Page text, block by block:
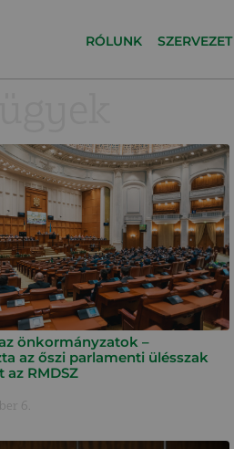
RÓLUNK SZERVEZET
önkormányzatok –
az őszi parlamenti ülésszak
RMDSZ
6.